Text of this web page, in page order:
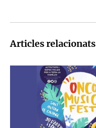
Articles relacionats